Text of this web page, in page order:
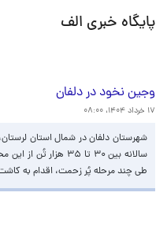
پایگاه خبری الف
وجین نخود در دلفان
۱۷ خرداد ۱۴۰۴، ۰۸:۰۰
شهرستان دلفان در شمال استان
سالانه بین ۳۰ تا ۳۵
طی چند مرحله پُر زحمت، اقدام به